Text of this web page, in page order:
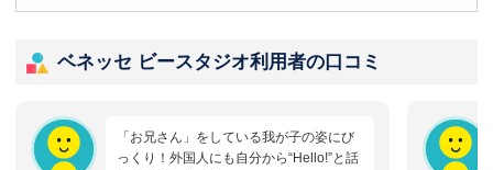
ベネッセ ビースタジオ利用者の口コミ
「お兄さん」をしている我が子の姿にび
っくり！外国人にも自分から“Hello!”と話